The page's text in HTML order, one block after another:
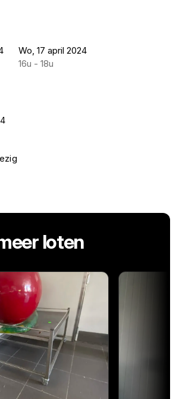
Wo, 17 april 2024
16u - 18u
loten